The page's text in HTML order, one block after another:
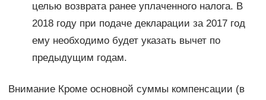
целью возврата ранее уплаченного налога. В
2018 году при подаче декларации за 2017 год
ему необходимо будет указать вычет по
предыдущим годам.
Внимание Кроме основной суммы компенсации (в